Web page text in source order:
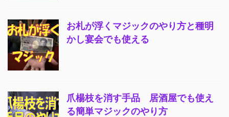
お札が浮くマジックのやり方と種明
かし宴会でも使える
爪楊枝を消す手品 居酒屋でも使え
る簡単マジックのやり方